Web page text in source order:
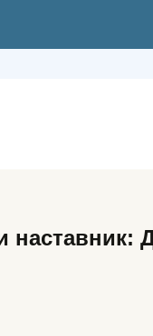
наставник: